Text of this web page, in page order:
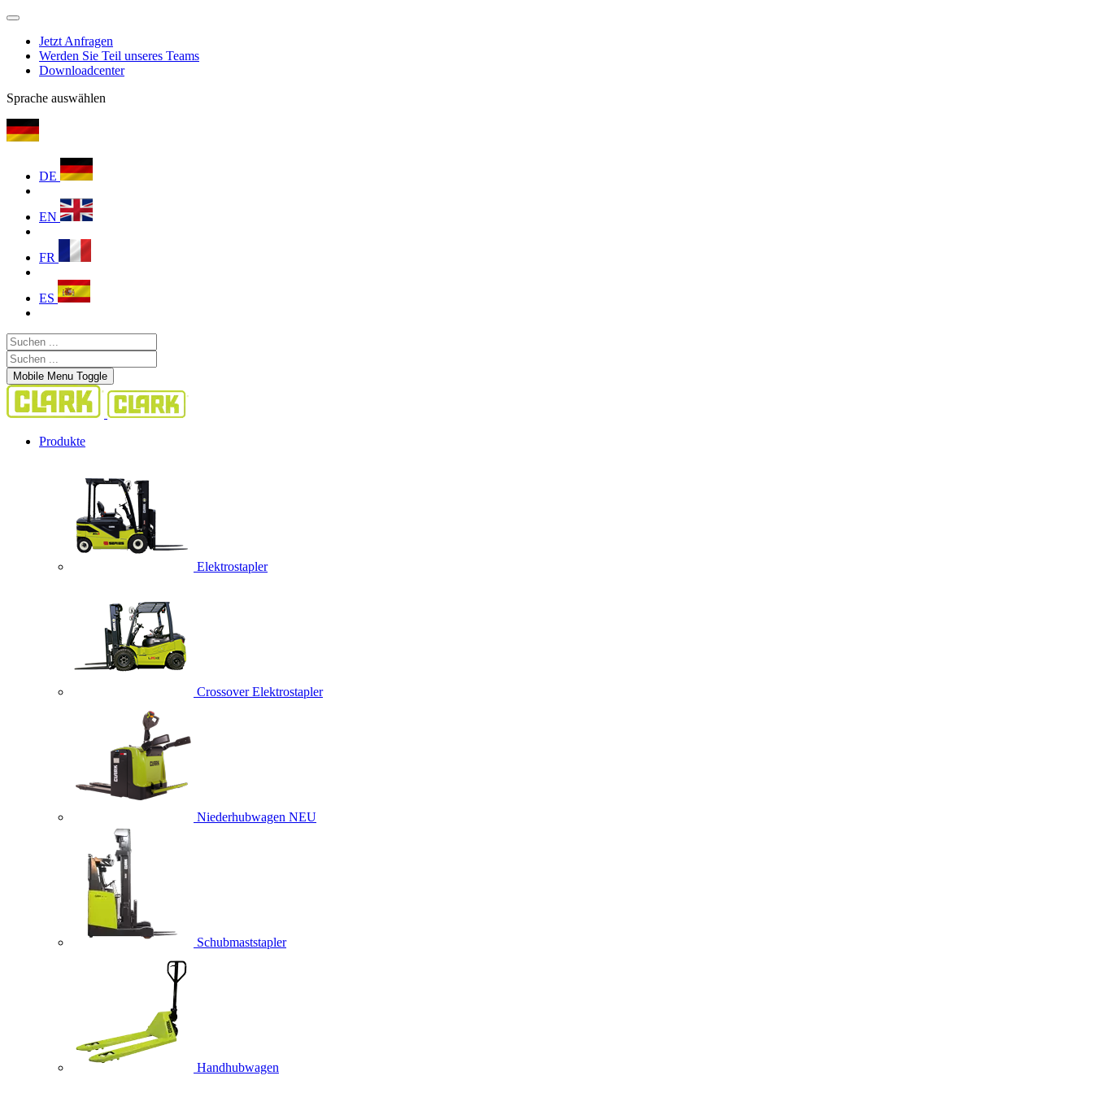
Jetzt Anfragen
Werden Sie Teil unseres Teams
Downloadcenter
Sprache auswählen
DE
EN
FR
ES
Mobile Menu Toggle
Produkte
Elektrostapler
Crossover Elektrostapler
Niederhubwagen NEU
Schubmaststapler
Handhubwagen